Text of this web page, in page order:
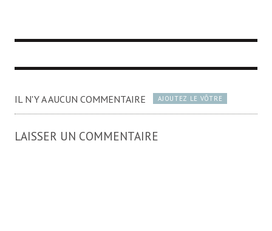
IL N'Y A AUCUN COMMENTAIRE AJOUTEZ LE VÔTRE
LAISSER UN COMMENTAIRE